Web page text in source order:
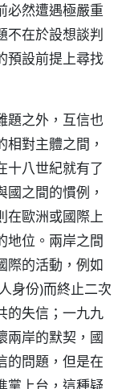
必然遭遇極嚴重
不在於設想談判
預設前提上尋找
題之外，互信也
對主體之間，
十八世紀就有了
之間的慣例，
在歐洲或國際上
地位。兩岸之間
際的活動，例如
身份)而終止二次
的失信；一九九
兩岸的默契，國
的問題，但是在